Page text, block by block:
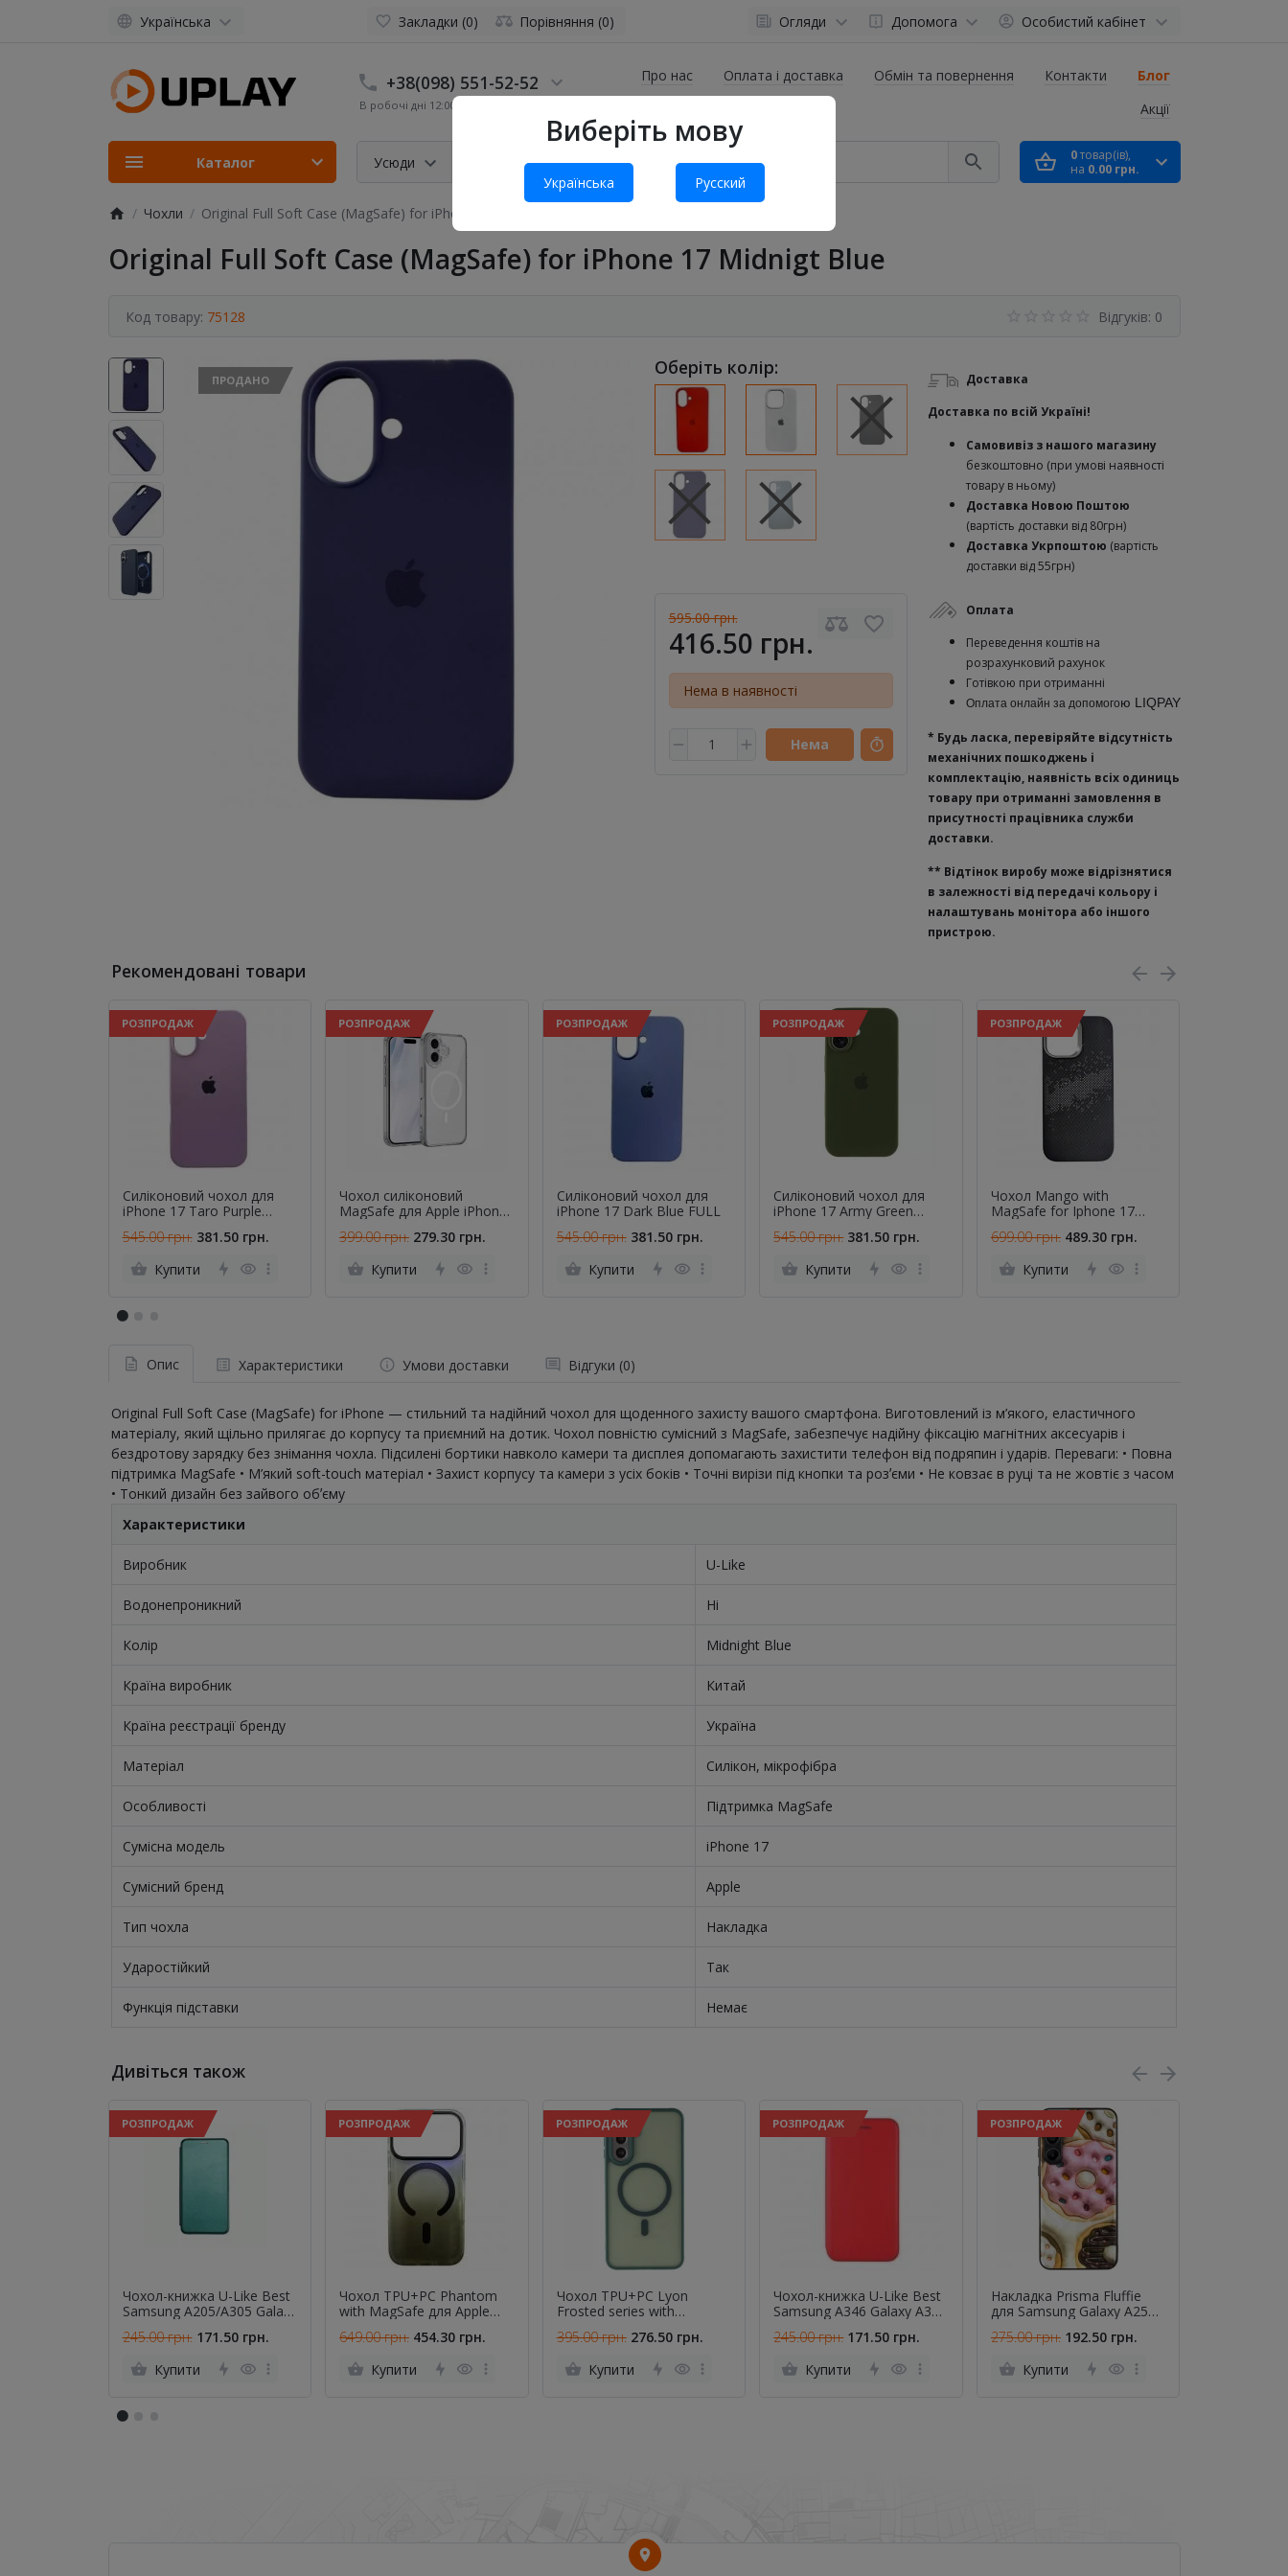
Виберіть мову
Українська Русский
Українська Закладки (0) Порівняння (0) Огляди Допомога Особистий кабінет
+38(098) 551-52-52
В робочі дні 12:00 до 19:00
Усюди
Про нас Оплата і доставка Обмін та повернення Контакти
Блог
Акції
0товар(ів),
на 0.00 грн.
Каталог
Чохли Original Full Soft Case (MagSafe) for iPhone 17 Midnigt Blue
Original Full Soft Case (MagSafe) for iPhone 17 Midnigt Blue
Код товару: 75128 Відгуків: 0
ПРОДАНО
Оберіть колір:
595.00 грн.
416.50 грн.
Нема в наявності
Нема
Доставка
Доставка по всій Україні!
Самовивіз з нашого магазину
безкоштовно (при умові наявності
товару в ньому)
Доставка Новою Поштою
(вартість доставки від 80грн)
Доставка Укрпоштою (вартість
доставки від 55грн)
Оплата
Переведення коштів на
розрахунковий рахунок
Готівкою при отриманні
Оплата онлайн за допомогою LIQPAY
* Будь ласка, перевіряйте відсутність
механічних пошкоджень і
комплектацію, наявність всіх одиниць
товару при отриманні замовлення в
присутності працівника служби
доставки.
** Відтінок виробу може відрізнятися
в залежності від передачі кольору і
налаштувань монітора або іншого
пристрою.
Рекомендовані товари
РОЗПРОДАЖ
Силіконовий чохол для
iPhone 17 Taro Purple
545.00 грн. 381.50 грн.
Купити
РОЗПРОДАЖ
Чохол силіконовий
MagSafe для Apple iPhone
399.00 грн. 279.30 грн.
Купити
РОЗПРОДАЖ
Cиліконовий чохол для
iPhone 17 Dark Blue FULL
545.00 грн. 381.50 грн.
Купити
РОЗПРОДАЖ
Cиліконовий чохол для
iPhone 17 Army Green
545.00 грн. 381.50 грн.
Купити
РОЗПРОДАЖ
Чохол Mango with
MagSafe for Iphone 17
699.00 грн. 489.30 грн.
Купити
Опис Характеристики Умови доставки Відгуки (0)
Original Full Soft Case (MagSafe) for iPhone — стильний та надійний чохол для щоденного захисту вашого смартфона. Виготовлений із м’якого, еластичного
матеріалу, який щільно прилягає до корпусу та приємний на дотик. Чохол повністю сумісний з MagSafe, забезпечує надійну фіксацію магнітних аксесуарів і
бездротову зарядку без знімання чохла. Підсилені бортики навколо камери та дисплея допомагають захистити телефон від подряпин і ударів. Переваги: • Повна
підтримка MagSafe • М’який soft-touch матеріал • Захист корпусу та камери з усіх боків • Точні вирізи під кнопки та розʼєми • Не ковзає в руці та не жовтіє з часом
• Тонкий дизайн без зайвого обʼєму
Характеристики
Виробник U-Like
Водонепроникний Ні
Колір Midnight Blue
Країна виробник Китай
Країна реєстрації бренду Україна
Матеріал Силікон, мікрофібра
Особливості Підтримка MagSafe
Сумісна модель iPhone 17
Сумісний бренд Apple
Тип чохла Накладка
Ударостійкий Так
Функція підставки Немає
Дивіться також
РОЗПРОДАЖ
Чохол-книжка U-Like Best
Samsung A205/A305 Galaxy
245.00 грн. 171.50 грн.
Купити
РОЗПРОДАЖ
Чохол TPU+PC Phantom
with MagSafe для Apple
649.00 грн. 454.30 грн.
Купити
РОЗПРОДАЖ
Чохол TPU+PC Lyon
Frosted series with
A25 /5G Green
395.00 грн. 276.50 грн.
Купити
РОЗПРОДАЖ
Чохол-книжка U-Like Best
Samsung A346 Galaxy A34
245.00 грн. 171.50 грн.
Купити
РОЗПРОДАЖ
Накладка Prisma Fluffie
для Samsung Galaxy A25
275.00 грн. 192.50 грн.
Купити